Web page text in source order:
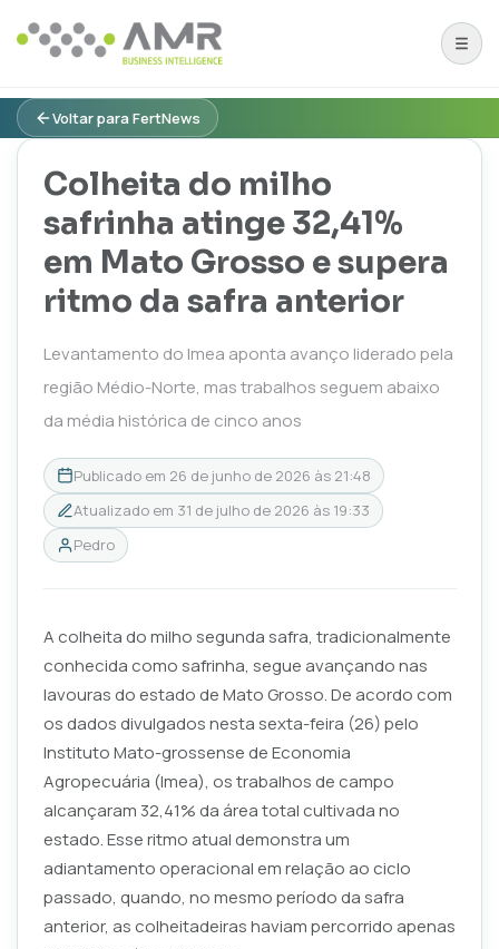
Voltar para FertNews
Colheita do milho
safrinha atinge 32,41%
em Mato Grosso e supera
ritmo da safra anterior
Levantamento do Imea aponta avanço liderado pela
região Médio-Norte, mas trabalhos seguem abaixo
da média histórica de cinco anos
Publicado em 26 de junho de 2026 às 21:48
Atualizado em 31 de julho de 2026 às 19:33
Pedro
A colheita do milho segunda safra, tradicionalmente
conhecida como safrinha, segue avançando nas
lavouras do estado de Mato Grosso. De acordo com
os dados divulgados nesta sexta-feira (26) pelo
Instituto Mato-grossense de Economia
Agropecuária (Imea), os trabalhos de campo
alcançaram 32,41% da área total cultivada no
estado. Esse ritmo atual demonstra um
adiantamento operacional em relação ao ciclo
passado, quando, no mesmo período da safra
anterior, as colheitadeiras haviam percorrido apenas